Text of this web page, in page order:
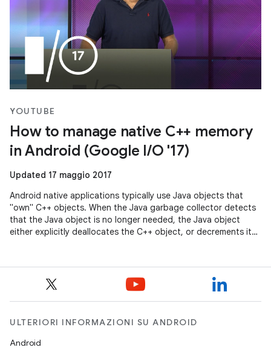
YOUTUBE
How to manage native C++ memory
in Android (Google I/O '17)
Updated 17 maggio 2017
Android native applications typically use Java objects that
"own" C++ objects. When the Java garbage collector detects
that the Java object is no longer needed, the Java object
either explicitly deallocates the C++ object, or decrements its
ULTERIORI INFORMAZIONI SU ANDROID
Android